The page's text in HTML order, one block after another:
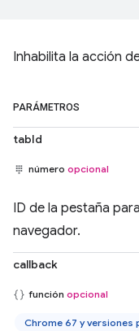
Inhabilita la acción
PARÁMETROS
tabId
número opcional
ID de la pestaña
navegador.
callback
función opcional
Chrome 67 y versiones